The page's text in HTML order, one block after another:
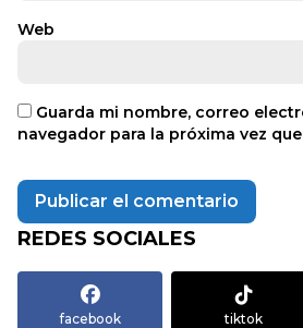
Web
Guarda mi nombre, correo
navegador para la próxima vez
REDES SOCIALES
facebook tiktok